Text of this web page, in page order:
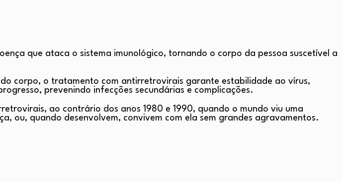
que ataca o sistema imunológico, tornando o corpo da pessoa suscetível a
corpo, o tratamento com antirretrovirais garante estabilidade ao vírus,
prevenindo infecções secundárias e complicações.
ao contrário dos anos 1980 e 1990, quando o mundo viu uma
ou, quando desenvolvem, convivem com ela sem grandes agravamentos.